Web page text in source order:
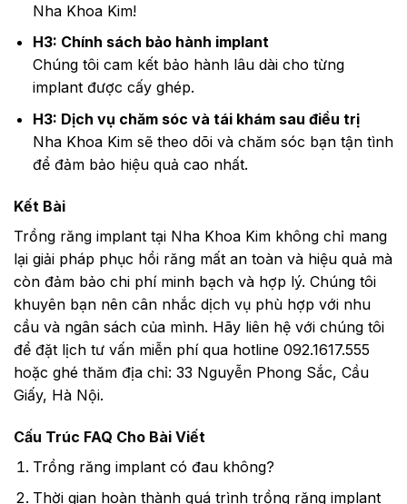
Nha Khoa Kim!
H3: Chính sách bảo hành implant
Chúng tôi cam kết bảo hành lâu dài cho từng
implant được cấy ghép.
H3: Dịch vụ chăm sóc và tái khám sau điều trị
Nha Khoa Kim sẽ theo dõi và chăm sóc bạn tận tình
để đảm bảo hiệu quả cao nhất.
Kết Bài
Trồng răng implant tại Nha Khoa Kim không chỉ mang
lại giải pháp phục hồi răng mất an toàn và hiệu quả mà
còn đảm bảo chi phí minh bạch và hợp lý. Chúng tôi
khuyên bạn nên cân nhắc dịch vụ phù hợp với nhu
cầu và ngân sách của mình. Hãy liên hệ với chúng tôi
để đặt lịch tư vấn miễn phí qua hotline 092.1617.555
hoặc ghé thăm địa chỉ: 33 Nguyễn Phong Sắc, Cầu
Giấy, Hà Nội.
Cấu Trúc FAQ Cho Bài Viết
Trồng răng implant có đau không?
Thời gian hoàn thành quá trình trồng răng implant